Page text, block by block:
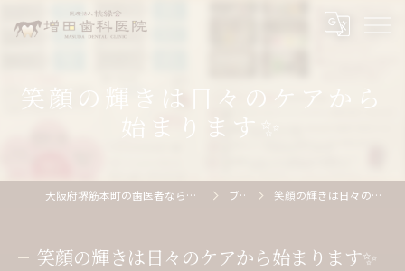
笑顔の輝きは日々のケアから
始まります✨
大阪府堺筋本町の歯医者なら医療法人桃縁会増田歯科医院 ブログ 笑顔の輝きは日々のケアから始まります✨
笑顔の輝きは日々のケアから始まります✨